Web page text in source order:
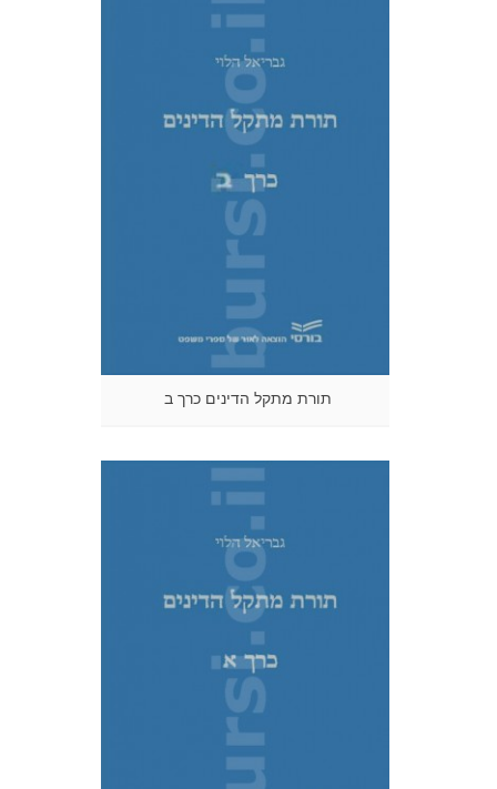
תורת מתקל הדינים כרך ב